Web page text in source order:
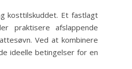
kosttilskuddet. Et fastlagt
praktisere afslappende
Ved at kombinere
ideelle betingelser for en